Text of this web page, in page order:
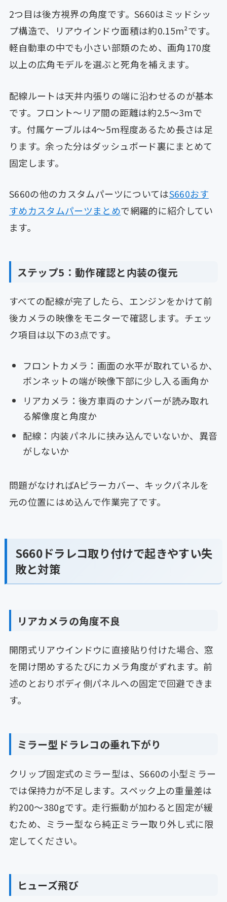
2つ目は後方視界の角度です。S660はミッドシッ
プ構造で、リアウインドウ面積は約0.15m²です。
軽自動車の中でも小さい部類のため、画角170度
以上の広角モデルを選ぶと死角を補えます。
配線ルートは天井内張りの端に沿わせるのが基本
です。フロント〜リア間の距離は約2.5〜3mで
す。付属ケーブルは4〜5m程度あるため長さは足
ります。余った分はダッシュボード裏にまとめて
固定します。
S660の他のカスタムパーツについてはS660おす
すめカスタムパーツまとめで網羅的に紹介してい
ます。
ステップ5：動作確認と内装の復元
すべての配線が完了したら、エンジンをかけて前
後カメラの映像をモニターで確認します。チェッ
ク項目は以下の3点です。
フロントカメラ：画面の水平が取れているか、
ボンネットの端が映像下部に少し入る画角か
リアカメラ：後方車両のナンバーが読み取れ
る解像度と角度か
配線：内装パネルに挟み込んでいないか、異音
がしないか
問題がなければAピラーカバー、キックパネルを
元の位置にはめ込んで作業完了です。
S660ドラレコ取り付けで起きやすい失
敗と対策
リアカメラの角度不良
開閉式リアウインドウに直接貼り付けた場合、窓
を開け閉めするたびにカメラ角度がずれます。前
述のとおりボディ側パネルへの固定で回避できま
す。
ミラー型ドラレコの垂れ下がり
クリップ固定式のミラー型は、S660の小型ミラー
では保持力が不足します。スペック上の重量差は
約200〜380gです。走行振動が加わると固定が緩
むため、ミラー型なら純正ミラー取り外し式に限
定してください。
ヒューズ飛び